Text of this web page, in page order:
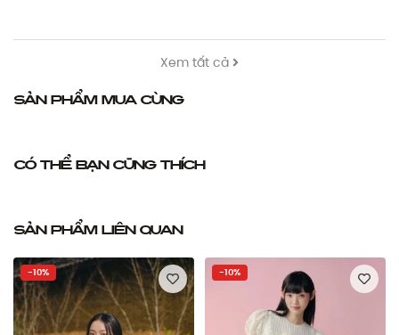
Xem tất cả
Sản phẩm mua cùng
Có thể bạn cũng thích
Sản phẩm liên quan
-10% -10%